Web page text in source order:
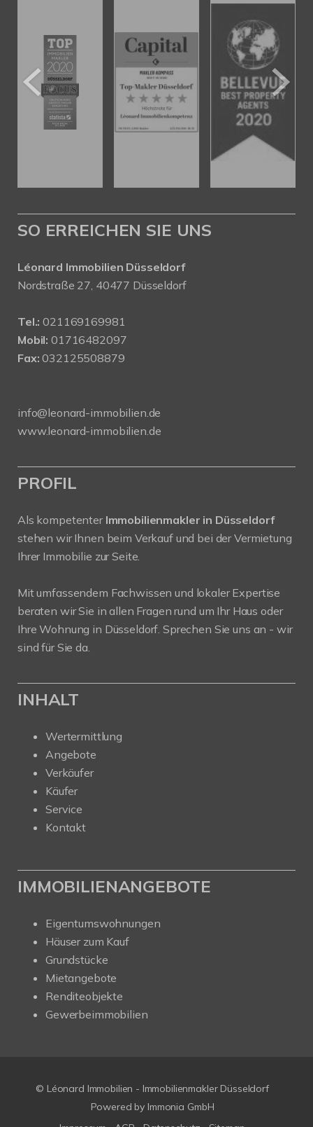
SO ERREICHEN SIE UNS
Léonard Immobilien Düsseldorf
Nordstraße 27, 40477 Düsseldorf
Tel.: 021169169981
Mobil: 01716482097
Fax: 032125508879
info@leonard-immobilien.de
www.leonard-immobilien.de
PROFIL
Als kompetenter Immobilienmakler in Düsseldorf
stehen wir Ihnen beim Verkauf und bei der Vermietung
Ihrer Immobilie zur Seite.
Mit umfassendem Fachwissen und lokaler Expertise
beraten wir Sie in allen Fragen rund um Ihr Haus oder
Ihre Wohnung in Düsseldorf. Sprechen Sie uns an - wir
sind für Sie da.
INHALT
Wertermittlung
Angebote
Verkäufer
Käufer
Service
Kontakt
IMMOBILIENANGEBOTE
Eigentumswohnungen
Häuser zum Kauf
Grundstücke
Mietangebote
Renditeobjekte
Gewerbeimmobilien
© Léonard Immobilien - Immobilienmakler Düsseldorf
Powered by Immonia GmbH